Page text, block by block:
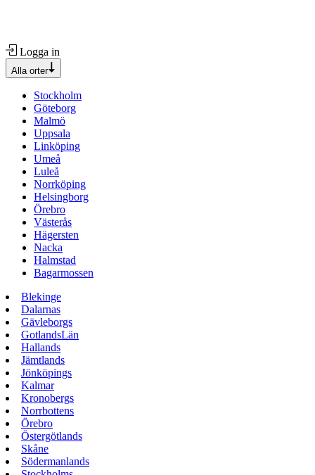
Logga in
Alla orter
Stockholm
Göteborg
Malmö
Uppsala
Linköping
Umeå
Luleå
Norrköping
Helsingborg
Örebro
Västerås
Hägersten
Nacka
Halmstad
Bagarmossen
Blekinge
Dalarnas
Gävleborgs
GotlandsLän
Hallands
Jämtlands
Jönköpings
Kalmar
Kronobergs
Norrbottens
Örebro
Östergötlands
Skåne
Södermanlands